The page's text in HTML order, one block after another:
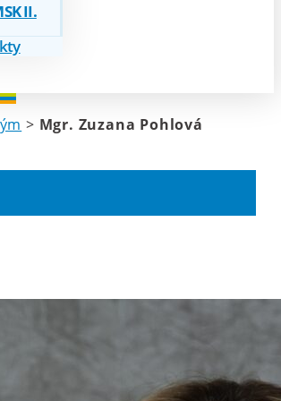
II.
> Mgr. Zuzana Pohlová